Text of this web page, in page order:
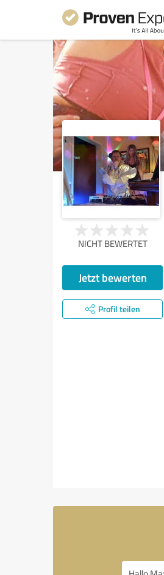
NICHT BEWERTET
Jetzt bewerten
Profil teilen